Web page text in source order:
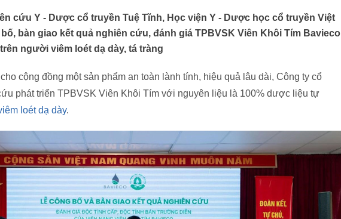
cứu Y - Dược cổ truyền Tuệ Tĩnh, Học viện Y - Dược học cổ truyền Việt
bàn giao kết quả nghiên cứu, đánh giá TPBVSK Viên Khôi Tím Bavieco
người viêm loét dạ dày, tá tràng
cộng đồng một sản phẩm an toàn lành tính, hiệu quả lâu dài, Công ty cổ
phát triển TPBVSK Viên Khôi Tím với nguyên liệu là 100% dược liệu tự
loét dạ dày.